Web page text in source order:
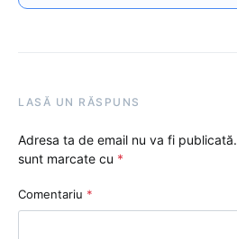
LASĂ UN RĂSPUNS
Adresa ta de email nu va fi publicată.
sunt marcate cu *
Comentariu *